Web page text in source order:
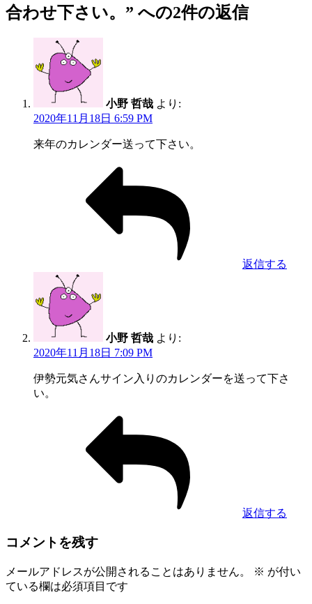
合わせ下さい。” への2件の返信
小野 哲哉 より:
2020年11月18日 6:59 PM
来年のカレンダー送って下さい。
返信する
小野 哲哉 より:
2020年11月18日 7:09 PM
伊勢元気さんサイン入りのカレンダーを送って下さ
い。
返信する
コメントを残す
メールアドレスが公開されることはありません。 ※ が付い
ている欄は必須項目です